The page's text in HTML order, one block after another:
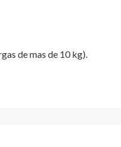
de mas de 10 kg).